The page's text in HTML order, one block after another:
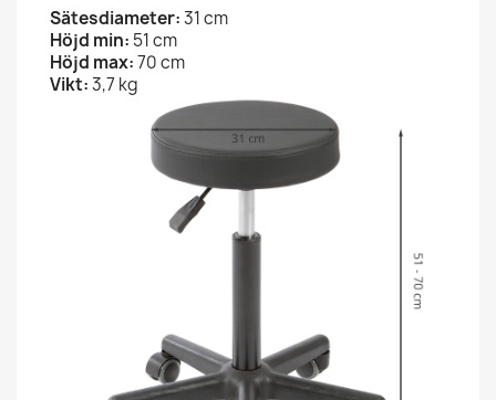
Sätesdiameter:31 cm
Höjd min: 51 cm
Höjd max:70 cm
Vikt:3,7 kg